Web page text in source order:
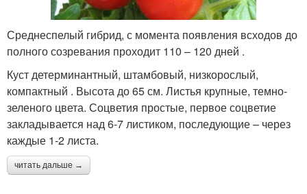
Среднеспелый гибрид, с момента появления всходов до
полного созревания проходит 110 – 120 дней .
Куст детерминантный, штамбовый, низкорослый,
компактный . Высота до 65 см. Листья крупные, темно-
зеленого цвета. Соцветия простые, первое соцветие
закладывается над 6-7 листиком, последующие – через
каждые 1-2 листа.
читать дальше →